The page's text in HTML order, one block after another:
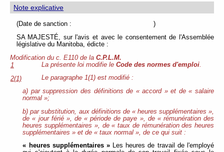
Note explicative
(Date de sanction : )
SA MAJESTÉ, sur l'avis et avec le consentement de l'Assemblée
législative du Manitoba, édicte :
Modification du c. E110 de la C.P.L.M.
1
La présente loi modifie leCode des normes d'emploi
2(1)
Le paragraphe 1(1) est modifié :
a) par suppression des définitions de « accord » et de « salaire
normal »;
b) par substitution, aux définitions de « heures supplémentaires »,
de « jour férié », de « période de paye », de « rémunération des
heures supplémentaires », de « taux de rémunération des heures
supplémentaires » et de « taux normal », de ce qui suit :
« heures supplémentaires »Les heures de travail de l'employé